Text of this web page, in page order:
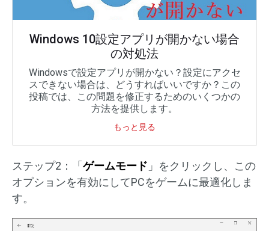
Windows 10設定アプリが開かない場合
の対処法
Windowsで設定アプリが開かない？設定にアクセ
スできない場合は、どうすればいいですか？この
投稿では、この問題を修正するためのいくつかの
方法を提供します。
もっと見る
ステップ2：「ゲームモード 」をクリックし、この
オプションを有効にしてPCをゲームに最適化しま
す。